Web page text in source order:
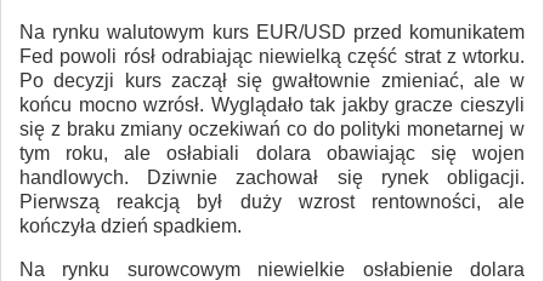
Na rynku walutowym kurs EUR/USD przed komunikatem
Fed powoli rósł odrabiając niewielką część strat z wtorku.
Po decyzji kurs zaczął się gwałtownie zmieniać, ale w
końcu mocno wzrósł. Wyglądało tak jakby gracze cieszyli
się z braku zmiany oczekiwań co do polityki monetarnej w
tym roku, ale osłabiali dolara obawiając się wojen
handlowych. Dziwnie zachował się rynek obligacji.
Pierwszą reakcją był duży wzrost rentowności, ale
kończyła dzień spadkiem.
Na rynku surowcowym niewielkie osłabienie dolara